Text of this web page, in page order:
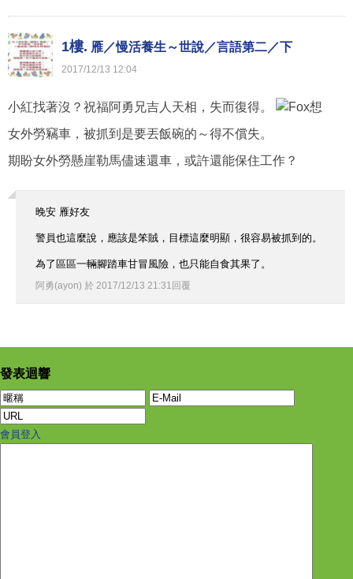
1樓. 雁／慢活養生～世說／言語第二／下
2017/12/13 12:04
小紅找著沒？祝福阿勇兄吉人天相，失而復得。
女外勞竊車，被抓到是要丟飯碗的～得不償失。
期盼女外勞懸崖勒馬儘速還車，或許還能保住工作？
晚安 雁好友
警員也這麼說，應該是笨賊，目標這麼明顯，很容易被抓到的。
為了區區一輛腳踏車甘冒風險，也只能自食其果了。
阿勇(ayon) 於 2017/12/13 21 :31 回覆
發表迴響
會員登入